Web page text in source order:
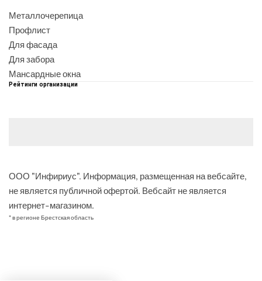
Металлочерепица
Профлист
Для фасада
Для забора
Мансардные окна
Рейтинги организации
ООО "Инфириус". Информация, размещенная на вебсайте,
не является публичной офертой. Вебсайт не является
интернет-магазином.
* в регионе Брестская область